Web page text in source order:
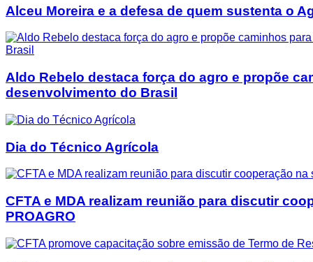
Alceu Moreira e a defesa de quem sustenta o
Aldo Rebelo destaca força do agro e propõe
desenvolvimento do Brasil
Dia do Técnico Agrícola
CFTA e MDA realizam reunião para discutir
PROAGRO